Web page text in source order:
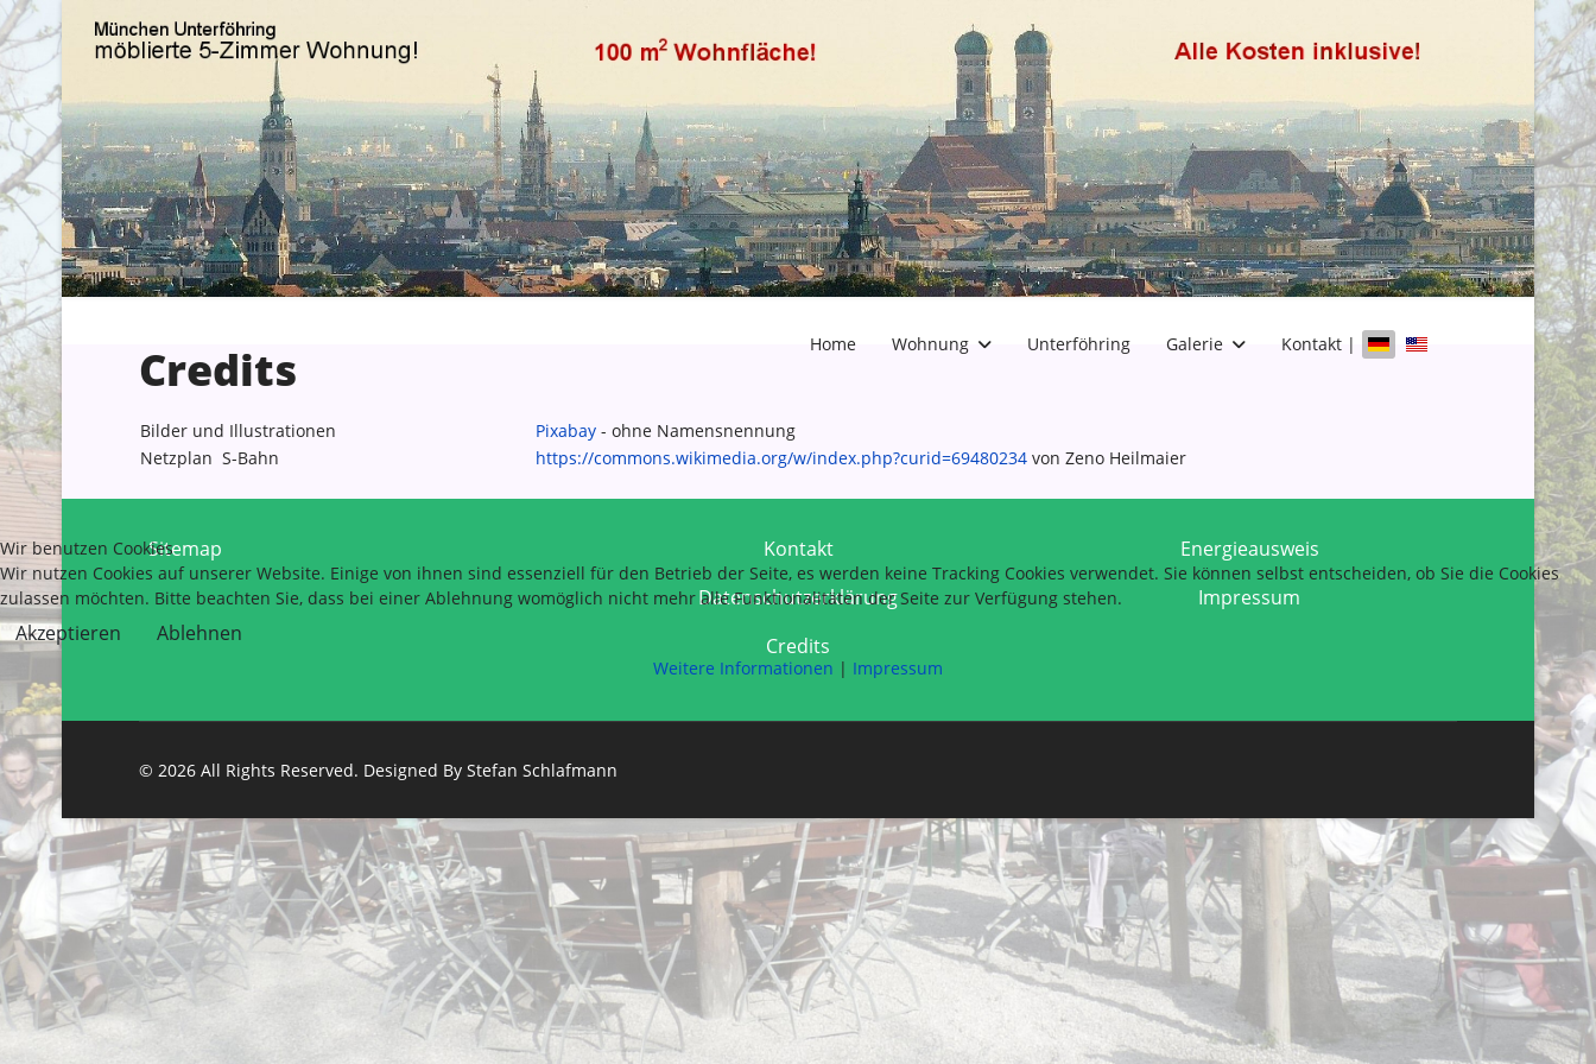
Home Wohnung Unterföhring Galerie Kontakt | Sprache auswählen
Credits
Bilder und Illustrationen Pixabay - ohne Namensnennung
Netzplan S-Bahn
https://commons.wikimedia.org/w/index.php?curid=69480234 von Zeno Heilmaier
Sitemap
Kontakt
Datenschutzerklärung
Credits
Energieausweis
Impressum
© 2026 All Rights Reserved. Designed By Stefan Schlafmann
Wir benutzen Cookies
Wir nutzen Cookies auf unserer Website. Einige von ihnen sind essenziell für den Betrieb der Seite, es werden keine Tracking Cookies verwendet. Sie können selbst entscheiden, ob Sie die Cookies
zulassen möchten. Bitte beachten Sie, dass bei einer Ablehnung womöglich nicht mehr alle Funktionalitäten der Seite zur Verfügung stehen.
Akzeptieren Ablehnen
Weitere Informationen | Impressum